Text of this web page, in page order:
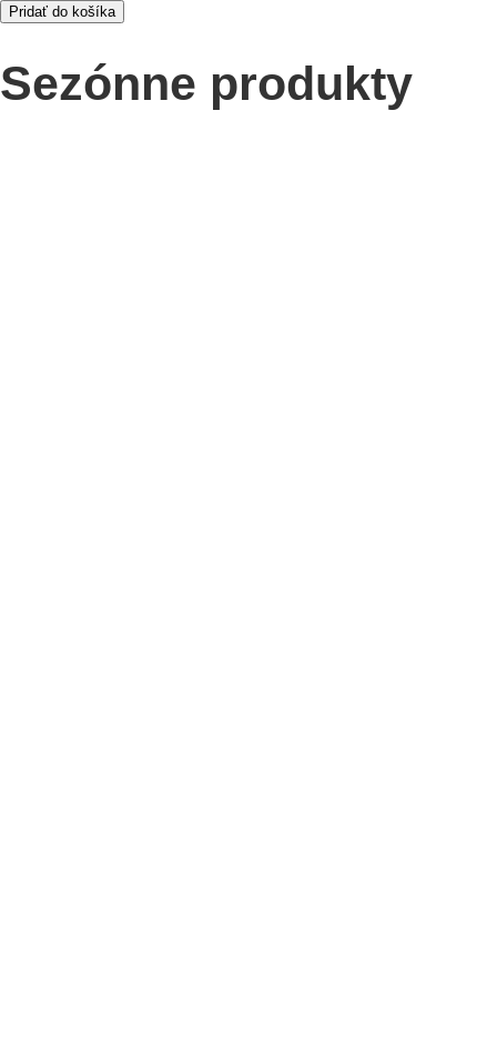
Pridať do košíka
Sezónne produkty